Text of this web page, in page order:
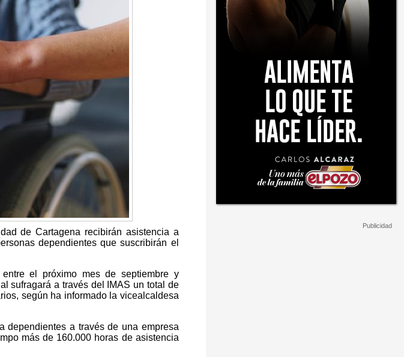
de Cartagena recibirán asistencia a
dependientes que suscribirán el
el próximo mes de septiembre y
sufragará a través del IMAS un total de
según ha informado la vicealcaldesa
dependientes a través de una empresa
más de 160.000 horas de asistencia